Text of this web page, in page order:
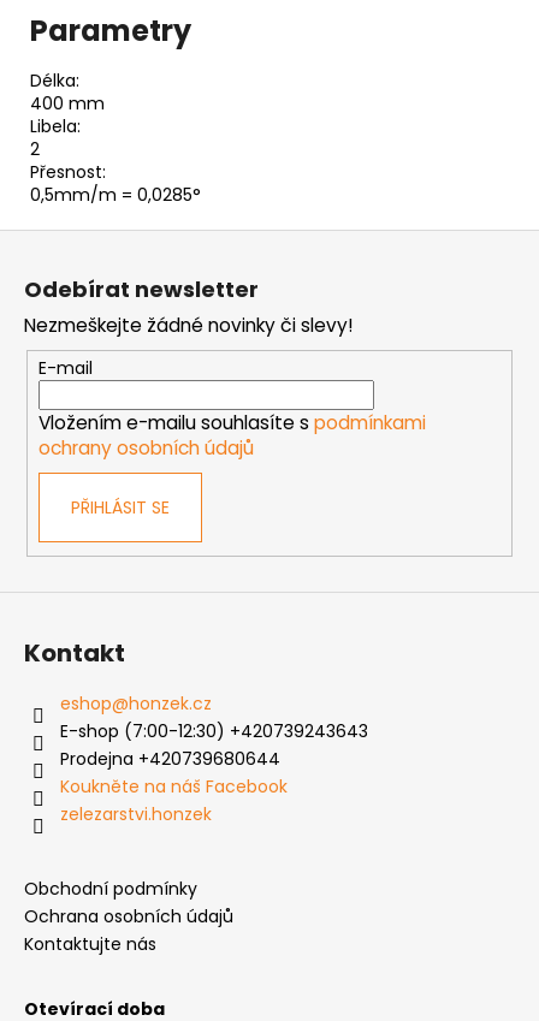
Parametry
Délka:
400 mm
Libela:
2
Přesnost:
0,5mm/m = 0,0285°
Odebírat newsletter
Nezmeškejte žádné novinky či slevy!
E-mail
Vložením e-mailu souhlasíte s podmínkami
ochrany osobních údajů
PŘIHLÁSIT SE
Kontakt
eshop@honzek.cz
E-shop (7:00-12:30) +420739243643
Prodejna +420739680644
Koukněte na náš Facebook
zelezarstvi.honzek
Obchodní podmínky
Ochrana osobních údajů
Kontaktujte nás
Otevírací doba